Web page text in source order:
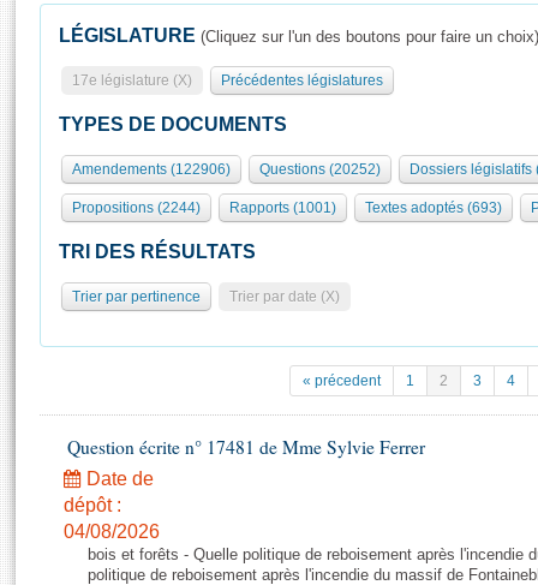
Présidence
577 députés
Groupes politiques
Séance publique
Commissions et autres organes
Europe et International
Pétitions
Projets de loi
Propositions de loi
Amendements
Textes adoptés
Rôle et pouvoirs de l'Assemblée
Organisation de l'Assemblée
Présidence Conférence des Présidents Bureau Collège des
Statistiques et chiffres clés
( Constitution | Règlement de l'Assemblée ... )
Histoire
Juniors
Anciennes législatures
Visiter l'Assemblée
Visite virtuelle du palais Bourbon
Assister à une séance
Contacts et plan d'accès
Photos libres de droit
LÉGISLATURE (Cliquez sur l'un des boutons pour faire un choix)
17e législature (X) Précédentes législatures
TYPES DE DOCUMENTS
Amendements (122906) Questions (20252) Dossiers législatifs
Propositions (2244) Rapports (1001) Textes adoptés (693)
TRI DES RÉSULTATS
Trier par pertinence Trier par date (X)
« précedent 1 2 3 4
Question écrite n° 17481 de Mme Sylvie Ferrer
Date de
dépôt :
04/08/2026
bois et forêts - Quelle politique de reboisement après l'incendie
politique de reboisement après l'incendie du massif de